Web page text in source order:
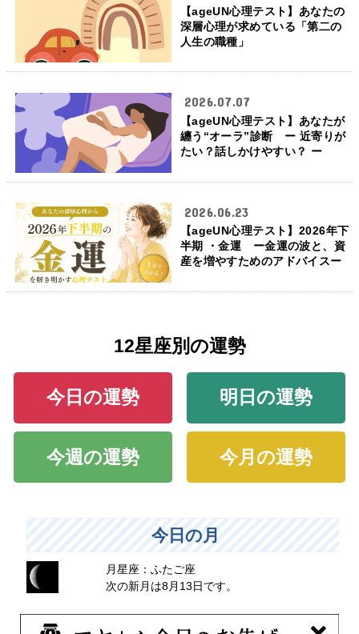
【ageUN心理テスト】あなたの
深層心理が求めている「第二の
人生の職種」
2026.07.07
【ageUN心理テスト】あなたが
纏う“オーラ”診断 ー 近寄りが
たい？話しかけやすい？ ー
2026.06.23
【ageUN心理テスト】2026年下
半期 ・金運 ー金運の波と、資
産を増やすためのアドバイスー
12星座別の運勢
今日の運勢 明日の運勢
今週の運勢 今月の運勢
今日の月
月星座：ふたご座
次の新月は8月13日です。